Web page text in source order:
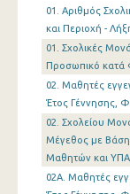
01. Αριθμός
και Περιοχή -
01. Σχολικές
Προσωπικό κατά
02. Μαθητές
Έτος Γέννησης,
02. Σχολείου
Μέγεθος με
Μαθητών και
02A. Μαθητές